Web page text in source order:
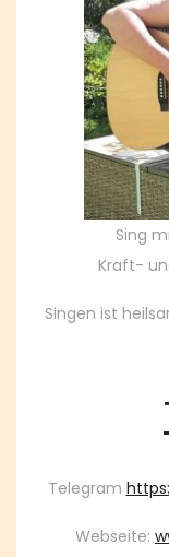
Sing
Kraft-
Singen ist
Telegram
Webseite: